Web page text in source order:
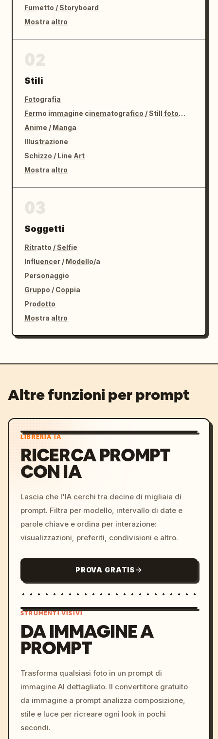
Fumetto / Storyboard
Mostra altro
Stili
Fotografia
Fermo immagine cinematografico / Still fotografico
Anime / Manga
Illustrazione
Schizzo / Line Art
Mostra altro
Soggetti
Ritratto / Selfie
Influencer / Modello/a
Personaggio
Gruppo / Coppia
Prodotto
Mostra altro
Altre funzioni per prompt
LIBRERIA IA
RICERCA PROMPT
CON IA
Lascia che l'IA cerchi tra decine di migliaia di
prompt. Filtra per modello, intervallo di date e
parole chiave e ordina per interazione:
visualizzazioni, preferiti, condivisioni e altro.
PROVA GRATIS
colors, 8k --v 6.0
STRUMENTI VISIVI
DA IMMAGINE A
PROMPT
Trasforma qualsiasi foto in un prompt di
immagine AI dettagliato. Il convertitore gratuito
da immagine a prompt analizza composizione,
stile e luce per ricreare ogni look in pochi
secondi.